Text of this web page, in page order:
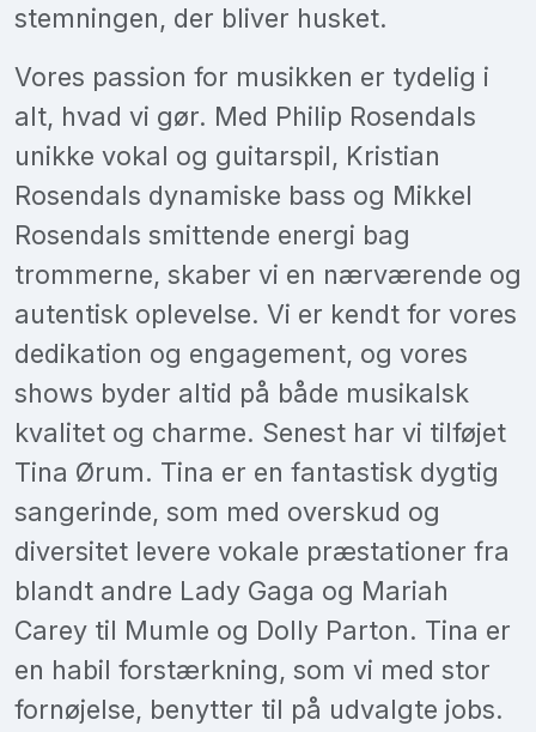
stemningen, der bliver husket.
Vores passion for musikken er tydelig i
alt, hvad vi gør. Med Philip Rosendals
unikke vokal og guitarspil, Kristian
Rosendals dynamiske bass og Mikkel
Rosendals smittende energi bag
trommerne, skaber vi en nærværende og
autentisk oplevelse. Vi er kendt for vores
dedikation og engagement, og vores
shows byder altid på både musikalsk
kvalitet og charme. Senest har vi tilføjet
Tina Ørum. Tina er en fantastisk dygtig
sangerinde, som med overskud og
diversitet levere vokale præstationer fra
blandt andre Lady Gaga og Mariah
Carey til Mumle og Dolly Parton. Tina er
en habil forstærkning, som vi med stor
fornøjelse, benytter til på udvalgte jobs.